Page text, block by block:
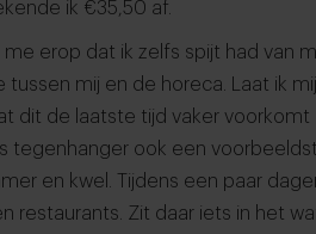
ik €35,50 af.
me erop dat ik zelfs spijt had van
tussen mij en de horeca. Laat ik
dit de laatste tijd vaker
tegenhanger ook een
en kwel. Tijdens een paar
restaurants. Zit daar iets in het